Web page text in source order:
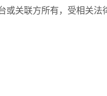
或关联方所有，受相关法